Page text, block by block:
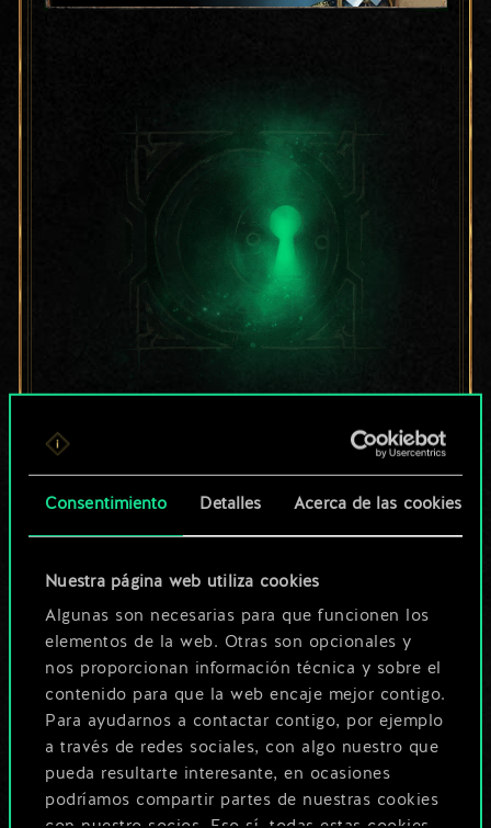
Consentimiento Detalles Acerca de las cookies
Nuestra página web utiliza cookies
Algunas son necesarias para que funcionen los
elementos de la web. Otras son opcionales y
nos proporcionan información técnica y sobre el
contenido para que la web encaje mejor contigo.
Para ayudarnos a contactar contigo, por ejemplo
a través de redes sociales, con algo nuestro que
pueda resultarte interesante, en ocasiones
podríamos compartir partes de nuestras cookies
un conjunto de
cartas compartido.
ser mucho más!
Poner nombre a esta baraja y crear
una guía